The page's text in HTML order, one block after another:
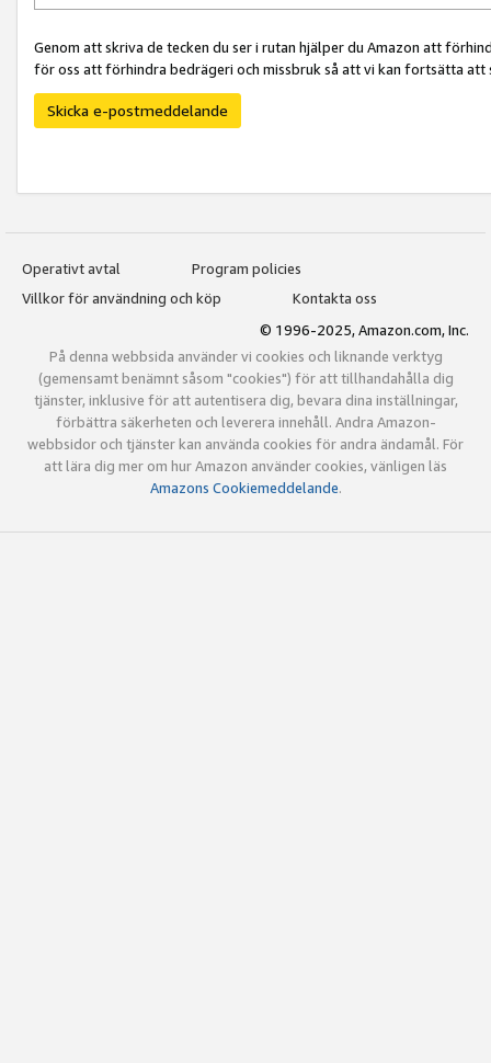
Genom att skriva de tecken du ser i rutan hjälper du Amazon att
för oss att förhindra bedrägeri och missbruk så att vi kan fortsätta
Skicka e-postmeddelande
Operativt avtal
Program policies
Villkor för användning och köp
Kontakta oss
© 1996-2025, Amazon.com, Inc.
På denna webbsida använder vi cookies och liknande verktyg
(gemensamt benämnt såsom "cookies") för att tillhandahålla dig
tjänster, inklusive för att autentisera dig, bevara dina inställningar,
förbättra säkerheten och leverera innehåll. Andra Amazon-
webbsidor och tjänster kan använda cookies för andra ändamål. För
att lära dig mer om hur Amazon använder cookies, vänligen läs
Amazons Cookiemeddelande.